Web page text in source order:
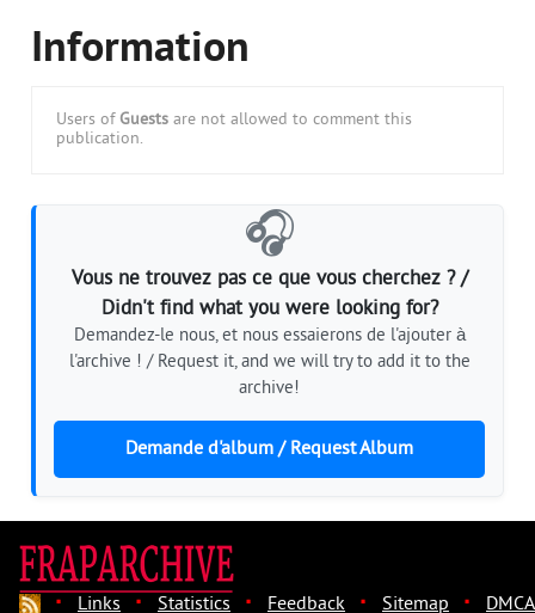
Information
Users of Guests are not allowed to comment this
publication.
🎧
Vous ne trouvez pas ce que vous cherchez ? /
Didn't find what you were looking for?
Demandez-le nous, et nous essaierons de l'ajouter à
l'archive ! / Request it, and we will try to add it to the
archive!
Demande d'album / Request Album
· Links · Statistics · Feedback · Sitemap · DMCA